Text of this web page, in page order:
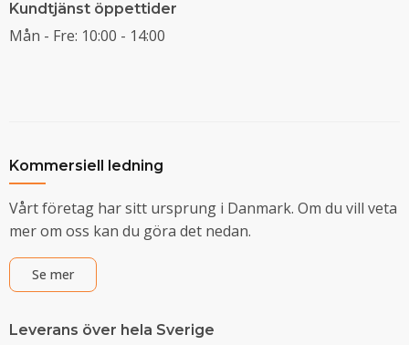
Kundtjänst öppettider
Mån - Fre: 10:00 - 14:00
Kommersiell ledning
Vårt företag har sitt ursprung i Danmark. Om du vill veta
mer om oss kan du göra det nedan.
Se mer
Leverans över hela Sverige